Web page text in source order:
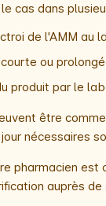
cas dans
de l'AMM au
ou
produit par le
être
nécessaires
pharmacien
auprès de